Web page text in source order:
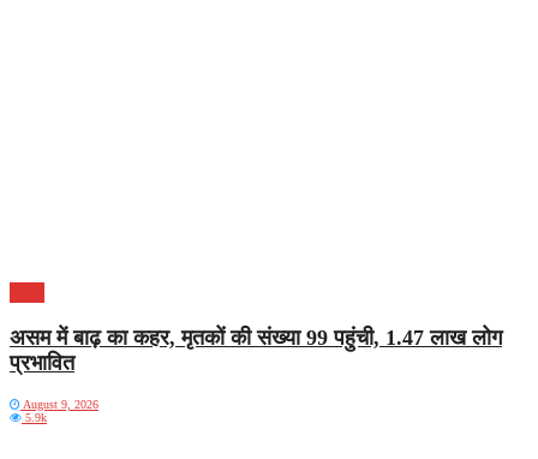
असम में बाढ़ का कहर, मृतकों की संख्या 99 पहुंची, 1.47 लाख लोग
प्रभावित
August 9, 2026
5.9k